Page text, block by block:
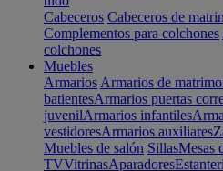
Cabeceros Cabeceros de
Complementos para colchones
colchones
Muebles
Armarios Armarios de
batientesArmarios puertas
juvenilArmarios infantiles
vestidoresArmarios auxiliares
Muebles de salón SillasMesas
TVVitrinasAparadores